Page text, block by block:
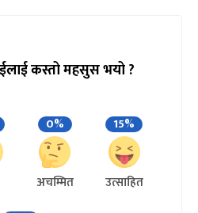
कस्तो महसुस भयो ?
0%
अचम्मित
15%
उत्साहित